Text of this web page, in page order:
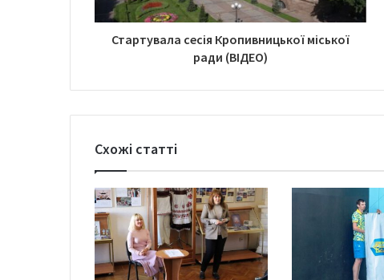
Стартувала сесія Кропивницької міської
ради (ВІДЕО)
Схожі статті